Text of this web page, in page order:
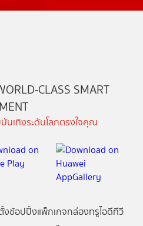
CLASS SMART
นเทิงระดับโลกตรงใจคุณ
งช้อปปิ้งแพ็กเกจกล่องทรูไอดีทีวี